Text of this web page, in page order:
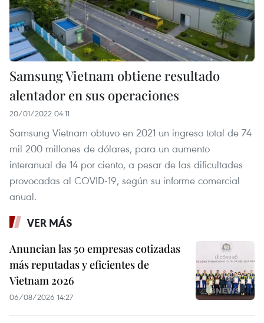
Samsung Vietnam obtiene resultado
alentador en sus operaciones
20/01/2022 04:11
Samsung Vietnam obtuvo en 2021 un ingreso total de 74
mil 200 millones de dólares, para un aumento
interanual de 14 por ciento, a pesar de las dificultades
provocadas al COVID-19, según su informe comercial
anual.
VER MÁS
Anuncian las 50 empresas cotizadas
más reputadas y eficientes de
Vietnam 2026
06/08/2026 14:27